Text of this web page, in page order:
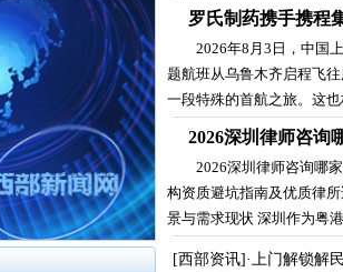
罗氏制药携手携程
2026年8月3日，中国
题航班从乌鲁木齐启程飞
一段特殊的首航之旅。这
2026深圳律师咨询
2026深圳律师咨询哪
构资质避坑指南及优质律
景与需求现状 深圳作为粤
[西部资讯]·上门解锁解